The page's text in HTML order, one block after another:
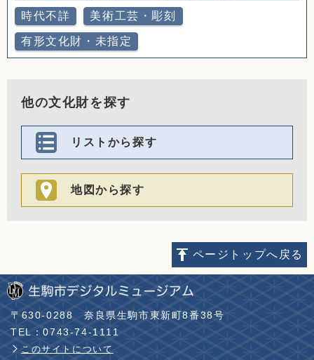
時代不詳 美術工芸・彫刻
有形文化財・未指定
他の文化財を探す
リストから探す
地図から探す
ページトップへ戻る
〒630-0288
奈良県生駒市東新町8番38号
TEL：0743-74-1111
このサイトについて